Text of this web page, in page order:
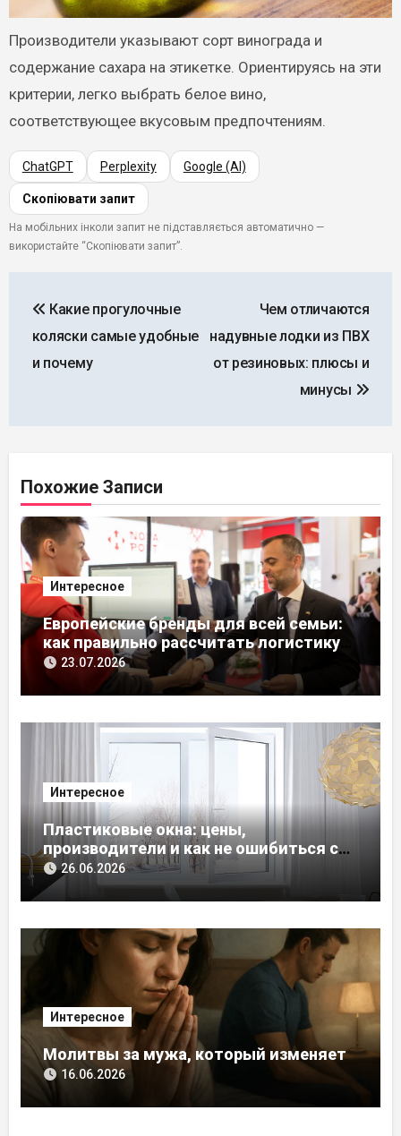
Производители указывают сорт винограда и
содержание сахара на этикетке. Ориентируясь на эти
критерии, легко выбрать белое вино,
соответствующее вкусовым предпочтениям.
ChatGPT Perplexity Google (AI)
Скопіювати запит
На мобільних інколи запит не підставляється автоматично —
використайте “Скопіювати запит”.
по
записям
Какие прогулочные
коляски самые удобные
и почему
Чем отличаются
надувные лодки из ПВХ
от резиновых: плюсы и
минусы
Похожие Записи
Интересное
Европейские бренды для всей семьи:
как правильно рассчитать логистику
из ЕС23.07.2026
Интересное
Пластиковые окна: цены,
производители и как не ошибиться с
выбором
26.06.2026
Интересное
Молитвы за мужа, который изменяет
16.06.2026